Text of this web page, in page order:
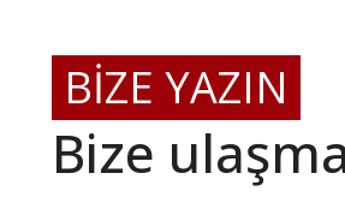
BİZE YAZIN
Bize